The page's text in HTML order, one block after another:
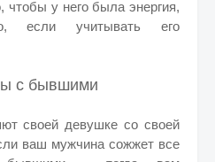
чтобы у него была энергия,
если учитывать его
с бывшими
своей девушке со своей
ваш мужчина сожжет все